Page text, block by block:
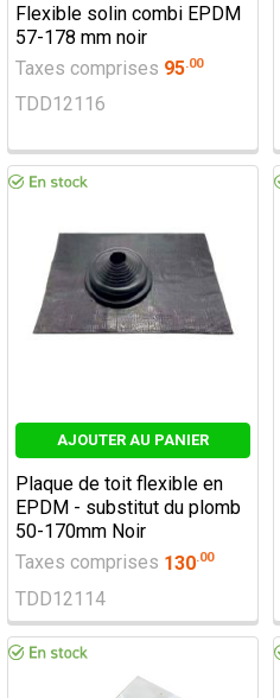
Flexible solin combi EPDM
57-178 mm noir
Taxes comprises 95.00
TDD12116
AJOUTER AU PANIER
Plaque de toit flexible en
EPDM - substitut du plomb
50-170mm Noir
Taxes comprises 130.00
TDD12114